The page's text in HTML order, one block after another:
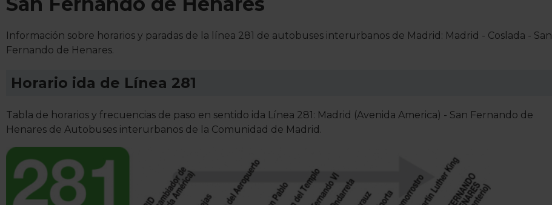
Información sobre horarios y paradas de la línea 281 de autobuses interurbanos de Madrid: Madrid - Coslada - San
Fernando de Henares.
Horario ida de Línea 281
Tabla de horarios y frecuencias de paso en sentido ida Línea 281: Madrid (Avenida America) - San Fernando de
Henares de Autobuses interurbanos de la Comunidad de Madrid.